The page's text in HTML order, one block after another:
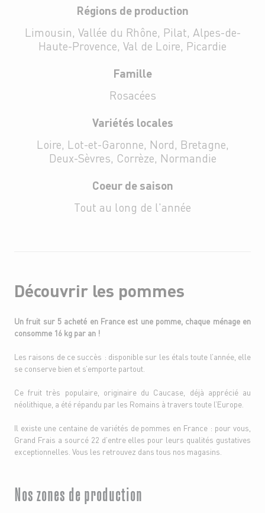
Régions de production
Limousin, Vallée du Rhône, Pilat, Alpes-de-
Haute-Provence, Val de Loire, Picardie
Variétés locales
Loire, Lot-et-Garonne, Nord, Bretagne,
Deux-Sèvres, Corrèze, Normandie
Famille
Rosacées
Coeur de saison
Tout au long de l'année
Découvrir les pommes
Un fruit sur 5 acheté en France est une pomme, chaque ménage en
consomme 16 kg par an !
Les raisons de ce succès : disponible sur les étals toute l’année, elle
se conserve bien et s’emporte partout.
Ce fruit très populaire, originaire du Caucase, déjà apprécié au
néolithique, a été répandu par les Romains à travers toute l’Europe.
Il existe une centaine de variétés de pommes en France : pour vous,
Grand Frais a sourcé 22 d’entre elles pour leurs qualités gustatives
exceptionnelles. Vous les retrouvez dans tous nos magasins.
Nos zones de production